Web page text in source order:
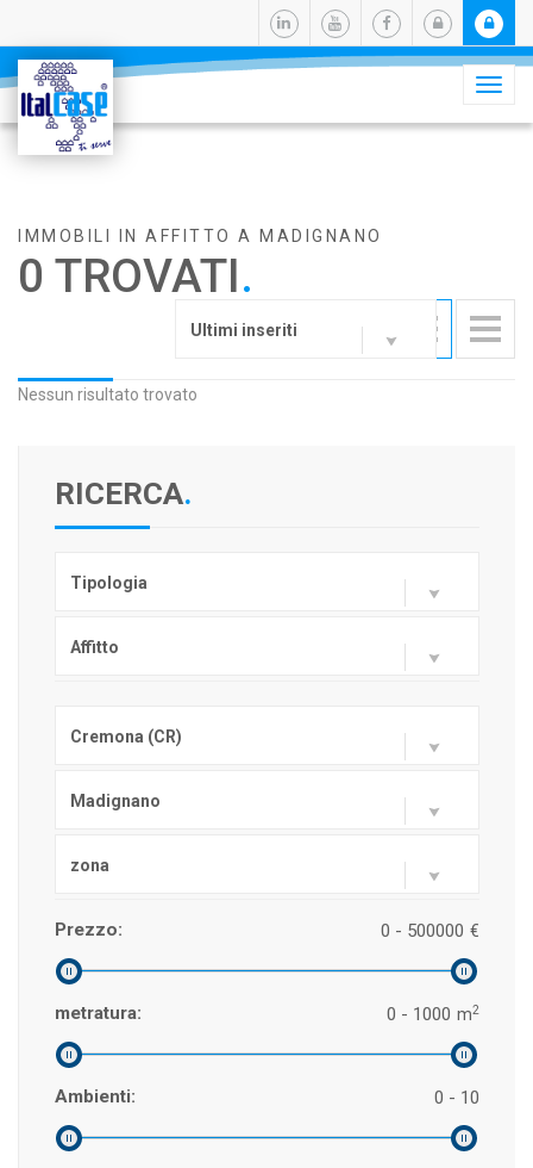
IMMOBILI IN AFFITTO A MADIGNANO
0 TROVATI.
Ultimi inseriti
Nessun risultato trovato
RICERCA.
Tipologia
Affitto
Cremona (CR)
Madignano
zona
Prezzo: €
0 - 500000
metratura: m2
0 - 1000
Ambienti: 0 - 10